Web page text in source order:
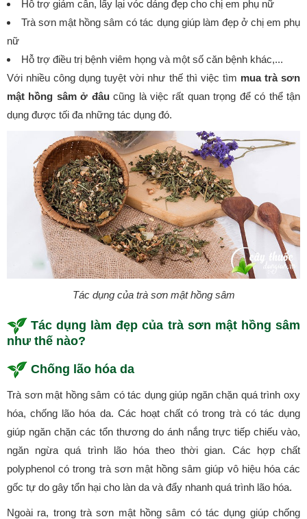
Hỗ trợ giảm cân, lấy lại vóc dáng đẹp cho chị em phụ nữ
Trà sơn mật hồng sâm có tác dụng giúp làm đẹp ở chị em phụ
nữ
Hỗ trợ điều trị bệnh viêm họng và một số căn bệnh khác,...
Với nhiều công dụng tuyệt vời như thế thì việc tìm mua trà sơn
mật hồng sâm ở đâucũng là việc rất quan trọng để có thể tận
dụng được tối đa những tác dụng đó.
Tác dụng của trà sơn mật hồng sâm
Tác dụng làm đẹp của trà sơn mật hồng sâm
như thế nào?
Chống lão hóa da
Trà sơn mật hồng sâm có tác dụng giúp ngăn chặn quá trình oxy
hóa, chống lão hóa da. Các hoạt chất có trong trà có tác dụng
giúp ngăn chặn các tổn thương do ánh nắng trực tiếp chiếu vào,
ngăn ngừa quá trình lão hóa theo thời gian. Các hợp chất
polyphenol có trong trà sơn mật hồng sâm giúp vô hiệu hóa các
gốc tự do gây tổn hại cho làn da và đẩy nhanh quá trình lão hóa.
Ngoài ra, trong trà sơn mật hồng sâm có tác dụng giúp chống